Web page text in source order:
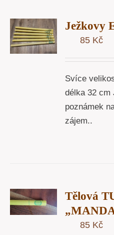
Ježkovy
85 Kč
Svíce
délka 32 cm
poznámek
zájem..
Tělová
85 Kč